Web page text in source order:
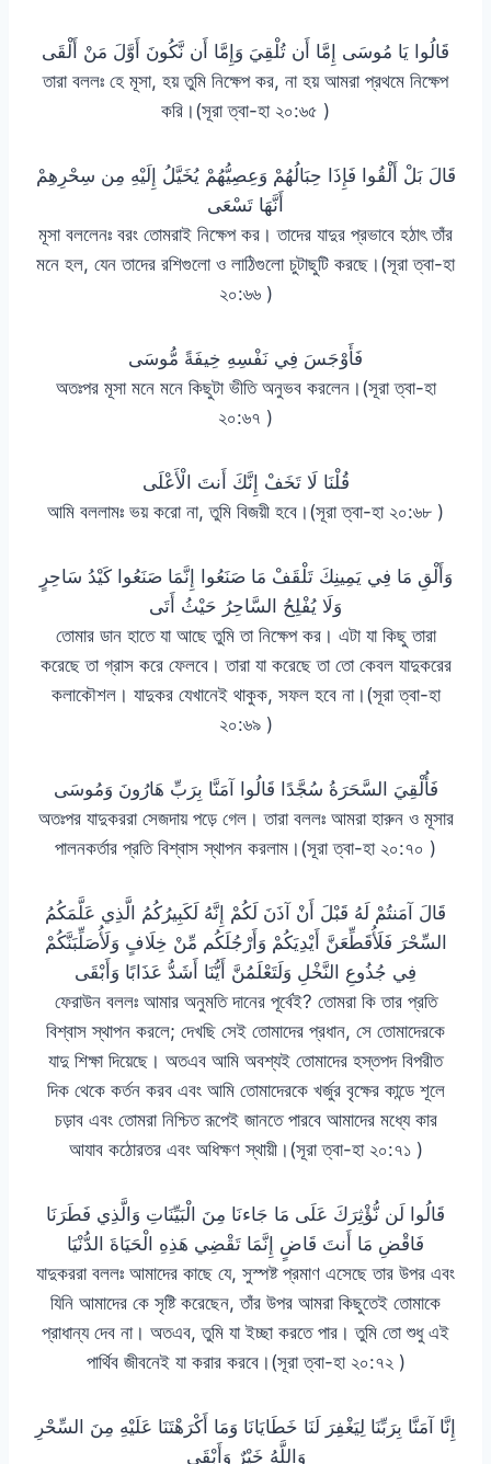
قَالُوا يَا مُوسَى إِمَّا أَن تُلْقِيَ وَإِمَّا أَن نَّكُونَ أَوَّلَ مَنْ أَلْقَى
তারা বললঃ হে মূসা, হয় তুমি নিক্ষেপ কর, না হয় আমরা প্রথমে নিক্ষেপ
করি।(সূরা ত্বা-হা ২০:৬৫ )
قَالَ بَلْ أَلْقُوا فَإِذَا حِبَالُهُمْ وَعِصِيُّهُمْ يُخَيَّلُ إِلَيْهِ مِن سِحْرِهِمْ
أَنَّهَا تَسْعَى
মূসা বললেনঃ বরং তোমরাই নিক্ষেপ কর। তাদের যাদুর প্রভাবে হঠাৎ তাঁর
মনে হল, যেন তাদের রশিগুলো ও লাঠিগুলো চুটাছুটি করছে।(সূরা ত্বা-হা
২০:৬৬ )
فَأَوْجَسَ فِي نَفْسِهِ خِيفَةً مُّوسَى
অতঃপর মূসা মনে মনে কিছুটা ভীতি অনুভব করলেন।(সূরা ত্বা-হা
২০:৬৭ )
قُلْنَا لَا تَخَفْ إِنَّكَ أَنتَ الْأَعْلَى
আমি বললামঃ ভয় করো না, তুমি বিজয়ী হবে।(সূরা ত্বা-হা ২০:৬৮ )
وَأَلْقِ مَا فِي يَمِينِكَ تَلْقَفْ مَا صَنَعُوا إِنَّمَا صَنَعُوا كَيْدُ سَاحِرٍ
وَلَا يُفْلِحُ السَّاحِرُ حَيْثُ أَتَى
তোমার ডান হাতে যা আছে তুমি তা নিক্ষেপ কর। এটা যা কিছু তারা
করেছে তা গ্রাস করে ফেলবে। তারা যা করেছে তা তো কেবল যাদুকরের
কলাকৌশল। যাদুকর যেখানেই থাকুক, সফল হবে না।(সূরা ত্বা-হা
২০:৬৯ )
فَأُلْقِيَ السَّحَرَةُ سُجَّدًا قَالُوا آمَنَّا بِرَبِّ هَارُونَ وَمُوسَى
অতঃপর যাদুকররা সেজদায় পড়ে গেল। তারা বললঃ আমরা হারুন ও মূসার
পালনকর্তার প্রতি বিশ্বাস স্থাপন করলাম।(সূরা ত্বা-হা ২০:৭০ )
قَالَ آمَنتُمْ لَهُ قَبْلَ أَنْ آذَنَ لَكُمْ إِنَّهُ لَكَبِيرُكُمُ الَّذِي عَلَّمَكُمُ
السِّحْرَ فَلَأُقَطِّعَنَّ أَيْدِيَكُمْ وَأَرْجُلَكُم مِّنْ خِلَافٍ وَلَأُصَلِّبَنَّكُمْ
فِي جُذُوعِ النَّخْلِ وَلَتَعْلَمُنَّ أَيُّنَا أَشَدُّ عَذَابًا وَأَبْقَى
ফেরাউন বললঃ আমার অনুমতি দানের পূর্বেই? তোমরা কি তার প্রতি
বিশ্বাস স্থাপন করলে; দেখছি সেই তোমাদের প্রধান, সে তোমাদেরকে
যাদু শিক্ষা দিয়েছে। অতএব আমি অবশ্যই তোমাদের হস্তপদ বিপরীত
দিক থেকে কর্তন করব এবং আমি তোমাদেরকে খর্জুর বৃক্ষের কান্ডে শূলে
চড়াব এবং তোমরা নিশ্চিত রূপেই জানতে পারবে আমাদের মধ্যে কার
আযাব কঠোরতর এবং অধিক্ষণ স্থায়ী।(সূরা ত্বা-হা ২০:৭১ )
قَالُوا لَن نُّؤْثِرَكَ عَلَى مَا جَاءنَا مِنَ الْبَيِّنَاتِ وَالَّذِي فَطَرَنَا
فَاقْضِ مَا أَنتَ قَاضٍ إِنَّمَا تَقْضِي هَذِهِ الْحَيَاةَ الدُّنْيَا
যাদুকররা বললঃ আমাদের কাছে যে, সুস্পষ্ট প্রমাণ এসেছে তার উপর এবং
যিনি আমাদের কে সৃষ্টি করেছেন, তাঁর উপর আমরা কিছুতেই তোমাকে
প্রাধান্য দেব না। অতএব, তুমি যা ইচ্ছা করতে পার। তুমি তো শুধু এই
পার্থিব জীবনেই যা করার করবে।(সূরা ত্বা-হা ২০:৭২ )
إِنَّا آمَنَّا بِرَبِّنَا لِيَغْفِرَ لَنَا خَطَايَانَا وَمَا أَكْرَهْتَنَا عَلَيْهِ مِنَ السِّحْرِ
وَاللَّهُ خَيْرٌ وَأَبْقَى